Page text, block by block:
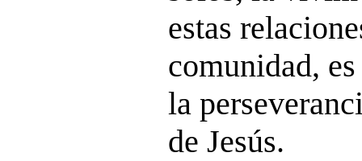
estas
comunidad,
la
de Jesús.